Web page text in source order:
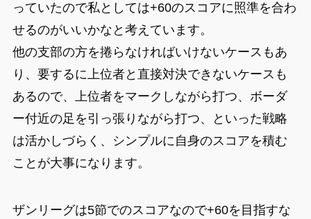
っていたので私としては+60のスコアに照準を合わ
せるのがいいかなと考えています。
他の支部の方を捲らなければいけないケースもあ
り、要するに上位者と直接対決できないケースも
あるので、上位者をマークしながら打つ、ボーダ
ー付近の足を引っ張りながら打つ、といった戦略
は活かしづらく、シンプルに自身のスコアを積む
ことが大事になります。
ザンリーグは5節でのスコアなので+60を目指すな